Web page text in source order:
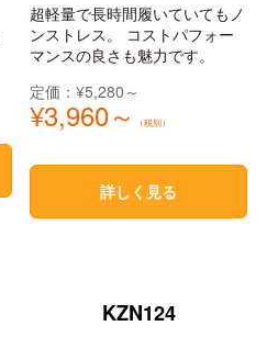
超軽量で長時間履いていてもノ
ンストレス。 コストパフォー
マンスの良さも魅力です。
定価：¥5,280～
¥3,960～ （税別）
詳しく見る
KZN124